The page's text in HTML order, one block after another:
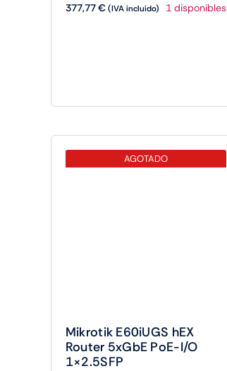
377,77€(IVA incluido) 1 disponibles
AGOTADO
Mikrotik E60iUGS hEX
Router 5xGbE PoE-I/O
1×2.5SFP